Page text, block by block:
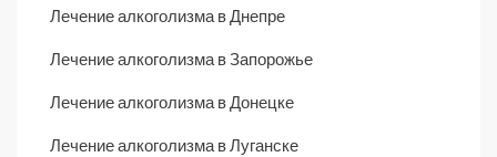
Лечение алкоголизма в Днепре
Лечение алкоголизма в Запорожье
Лечение алкоголизма в Донецке
Лечение алкоголизма в Луганске